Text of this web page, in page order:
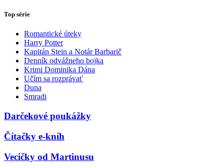
Top série
Romantické úteky
Harry Potter
Kapitán Stein a Notár Barbarič
Denník odvážneho bojka
Krimi Dominika Dána
Učím sa rozprávať
Duna
Smradi
Darčekové poukážky
Čítačky e-kníh
Vecičky od Martinusu